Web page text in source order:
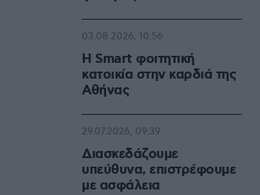
Η Smart φοιτητική
κατοικία στην καρδιά της
Αθήνας
03.08.2026, 10:56
Διασκεδάζουμε
υπεύθυνα, επιστρέφουμε
με ασφάλεια
29.07.2026, 09:39